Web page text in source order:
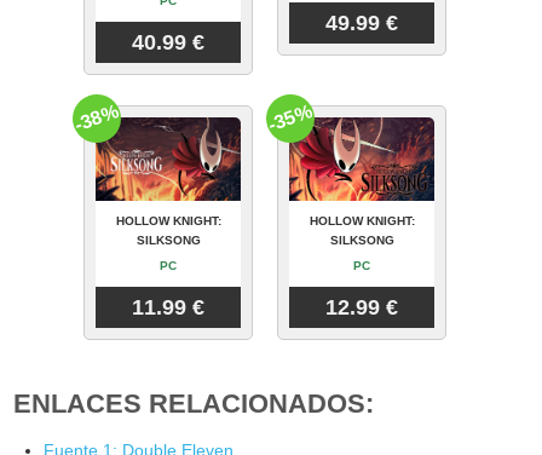
40.99 €
49.99 €
HOLLOW KNIGHT:
SILKSONG
PC
11.99 €
-38%
HOLLOW KNIGHT:
SILKSONG
PC
12.99 €
-35%
ENLACES RELACIONADOS:
Fuente 1: Double Eleven